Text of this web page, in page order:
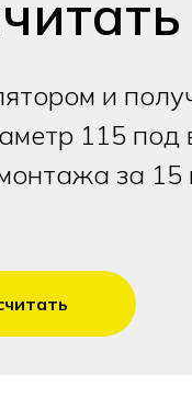
и
115 под
за 15